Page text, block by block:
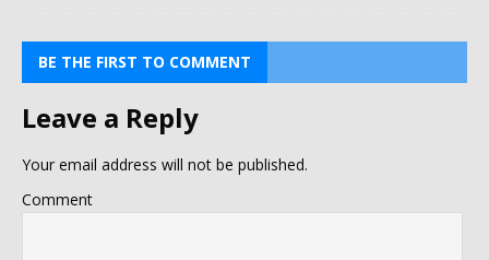
BE THE FIRST TO COMMENT
Leave a Reply
Your email address will not be published.
Comment